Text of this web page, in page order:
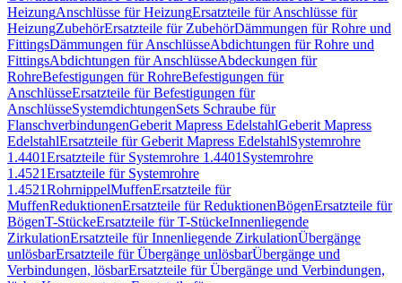
HeizungAnschlüsse für HeizungErsatzteile für Anschlüsse für
HeizungZubehörErsatzteile für ZubehörDämmungen für Rohre und
FittingsDämmungen für AnschlüsseAbdichtungen für Rohre und
FittingsAbdichtungen für AnschlüsseAbdeckungen für
RohreBefestigungen für RohreBefestigungen für
AnschlüsseErsatzteile für Befestigungen für
AnschlüsseSystemdichtungenSets Schraube für
FlanschverbindungenGeberit Mapress EdelstahlGeberit Mapress
EdelstahlErsatzteile für Geberit Mapress EdelstahlSystemrohre
1.4401Ersatzteile für Systemrohre 1.4401 Systemrohre
1.4521Ersatzteile für Systemrohre
1.4521RohrnippelMuffenErsatzteile für
MuffenReduktionenErsatzteile für ReduktionenBögenErsatzteile für
BögenT-StückeErsatzteile für T-StückeInnenliegende
ZirkulationErsatzteile für Innenliegende ZirkulationÜbergänge
unlösbarErsatzteile für Übergänge unlösbarÜbergänge und
Verbindungen, lösbarErsatzteile für Übergänge und Verbindungen,